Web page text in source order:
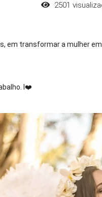
2501
em transformar a mulher em
I ❤️